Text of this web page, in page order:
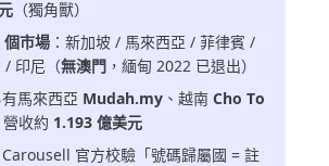
（獨角獸）
個市場 ：新加坡 / 馬來西亞 / 菲律賓 /
/ 印尼（無澳門 ，緬甸 2022 已退出）
馬來西亞 Mudah.my 、越南 Cho To
營收約 1.193 億美元
Carousell 官方校驗「號碼歸屬國 = 註